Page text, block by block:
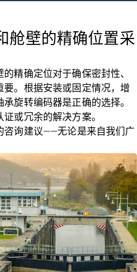
舱壁的精确位置采
精确定位对于确保密封性、
。根据安装或固定情况，增
旋转编码器是正确的选择。
或冗余的解决方案。
咨询建议——无论是来自我们广